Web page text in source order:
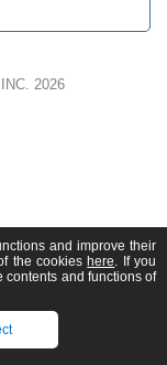
2026
and improve their
the cookies here. If you
contents and functions of